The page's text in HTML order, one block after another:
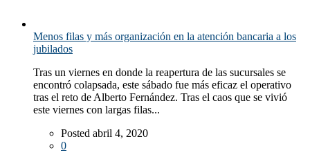
Menos filas y más organización en la atención bancaria a los
jubilados
Tras un viernes en donde la reapertura de las sucursales se
encontró colapsada, este sábado fue más eficaz el operativo
tras el reto de Alberto Fernández. Tras el caos que se vivió
este viernes con largas filas...
Posted abril 4, 2020
0